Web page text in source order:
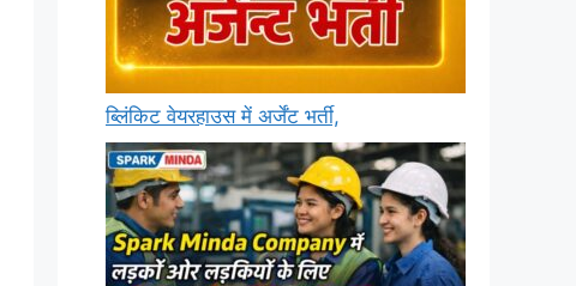
ब्लिंकिट वेयरहाउस में अर्जेंट भर्ती,